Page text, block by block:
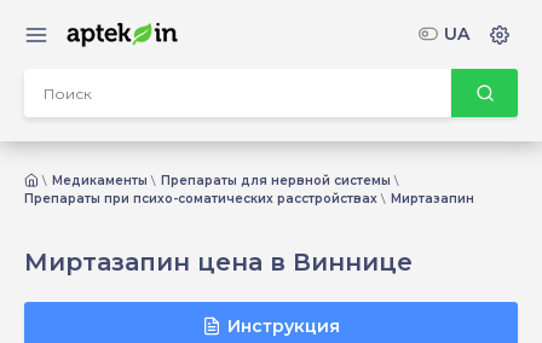
Медикаменты
Препараты для нервной системы
Препараты при психо-соматических расстройствах
Миртазапин
Миртазапин цена в Виннице
Инструкция
UA